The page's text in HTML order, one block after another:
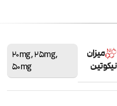
میزان
نیکوتین
20mg,25mg,
50mg